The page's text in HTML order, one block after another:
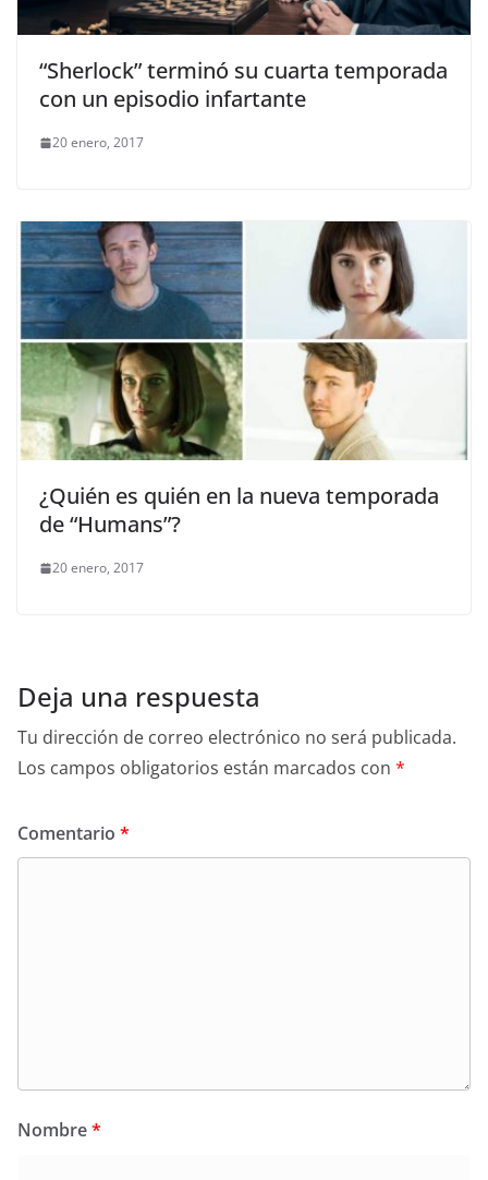
“Sherlock” terminó su cuarta temporada
con un episodio infartante
20 enero, 2017
¿Quién es quién en la nueva temporada
de “Humans”?
20 enero, 2017
Deja una respuesta
Tu dirección de correo electrónico no será publicada.
Los campos obligatorios están marcados con *
Comentario *
Nombre*